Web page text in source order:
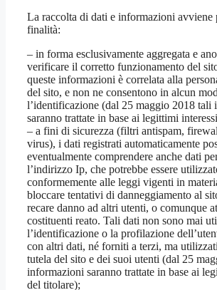
La raccolta di dati e informazioni avviene
finalità:
– in forma esclusivamente aggregata e
verificare il corretto funzionamento del
queste informazioni è correlata alla
del sito, e non ne consentono in alcun
l’identificazione (dal 25 maggio 2018 tali
saranno trattate in base ai legittimi
– a fini di sicurezza (filtri antispam,
virus), i dati registrati automaticamente
eventualmente comprendere anche dati
l’indirizzo Ip, che potrebbe essere
conformemente alle leggi vigenti in
bloccare tentativi di danneggiamento al
recare danno ad altri utenti, o comunque
costituenti reato. Tali dati non sono mai
l’identificazione o la profilazione
con altri dati, né forniti a terzi, ma
tutela del sito e dei suoi utenti (dal 25
informazioni saranno trattate in base ai
del titolare);